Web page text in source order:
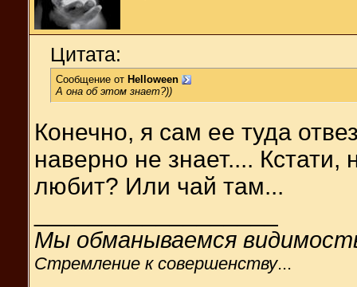
Цитата:
Сообщение от Helloween
А она об этом знает?))
Конечно, я сам ее туда
наверно не знает.... Кстати,
любит? Или чай там...
Мы обманываемся
Стремление к совершенству...